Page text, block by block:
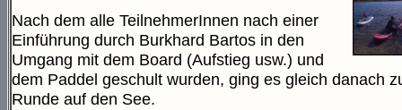
Nach dem alle TeilnehmerInnen nach einer
Einführung durch Burkhard Bartos in den
Umgang mit dem Board (Aufstieg usw.) und
dem Paddel geschult wurden, ging es gleich danach
Runde auf den See.